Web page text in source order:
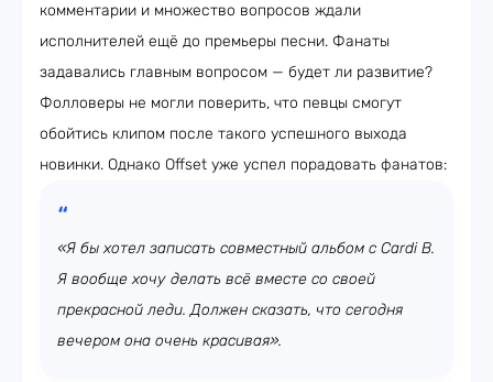
комментарии и множество вопросов ждали
исполнителей ещё до премьеры песни. Фанаты
задавались главным вопросом — будет ли развитие?
Фолловеры не могли поверить, что певцы смогут
обойтись клипом после такого успешного выхода
новинки. Однако Offset уже успел порадовать фанатов:
«Я бы хотел записать совместный альбом с Cardi B.
Я вообще хочу делать всё вместе со своей
прекрасной леди. Должен сказать, что сегодня
вечером она очень красивая».